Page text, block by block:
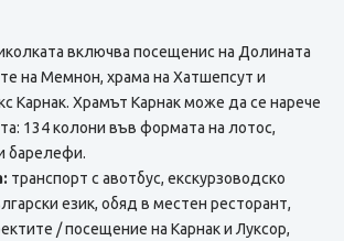
включва посещенис на Долината
на Мемнон, храма на Хатшепсут и
Карнак. Храмът Карнак може да се нарече
134 колони във формата на лотос,
барелефи.
транспорт с авотбус, екскурзоводско
език, обяд в местен ресторант,
/ посещение на Карнак и Луксор,